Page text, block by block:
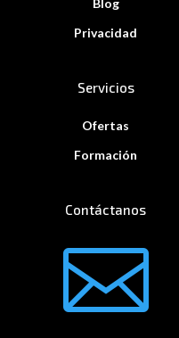
Privacidad
Servicios
Ofertas
Formación
Contáctanos
